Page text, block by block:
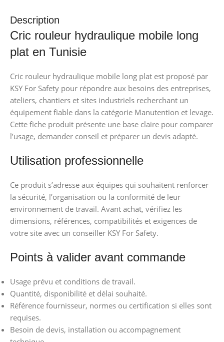
Description
Cric rouleur hydraulique mobile long
plat en Tunisie
Cric rouleur hydraulique mobile long plat est proposé par
KSY For Safety pour répondre aux besoins des entreprises,
ateliers, chantiers et sites industriels recherchant un
équipement fiable dans la catégorie Manutention et levage.
Cette fiche produit présente une base claire pour comparer
l’usage, demander conseil et préparer un devis adapté.
Utilisation professionnelle
Ce produit s’adresse aux équipes qui souhaitent renforcer
la sécurité, l’organisation ou la conformité de leur
environnement de travail. Avant achat, vérifiez les
dimensions, références, compatibilités et exigences de
votre site avec un conseiller KSY For Safety.
Points à valider avant commande
Usage prévu et conditions de travail.
Quantité, disponibilité et délai souhaité.
Référence fournisseur, normes ou certification si elles sont
requises.
Besoin de devis, installation ou accompagnement